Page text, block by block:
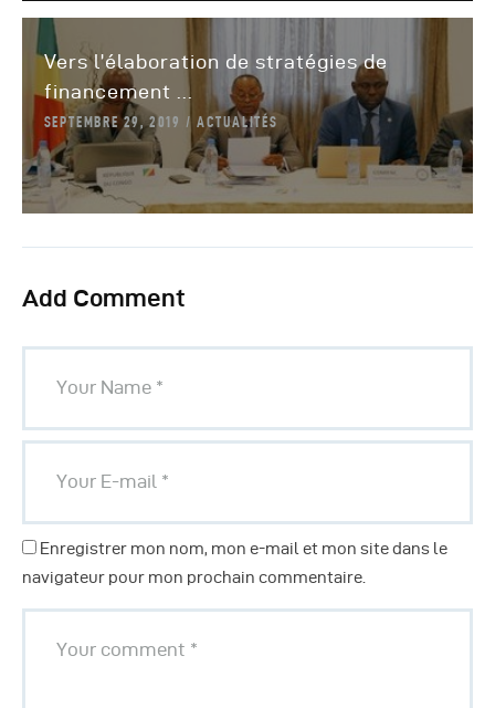
Vers l’élaboration de stratégies de
financement ...
SEPTEMBRE 29, 2019 ACTUALITÉS
Add Comment
Enregistrer mon nom, mon e-mail et mon site dans le
navigateur pour mon prochain commentaire.